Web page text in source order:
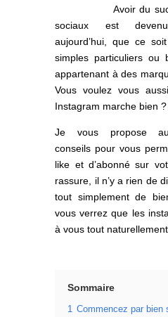
Avoir du succès
sociaux est
aujourd’hui, que ce
simples particuliers ou
appartenant à des
Vous voulez vous
Instagram marche bien ?
Je vous propose
conseils pour vous
like et d’abonné sur
rassure, il n’y a rien de
tout simplement de
vous verrez que les
à vous tout naturellement.
Sommaire
1 Commencez par bien